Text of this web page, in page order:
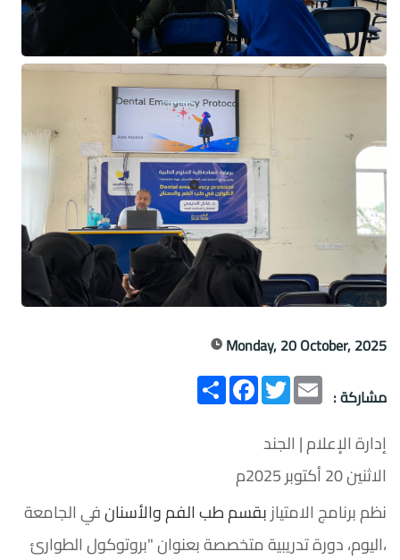
Monday, 20 October, 2025
مشاركة :
انشر
FacebookTwitter Email
إدارة الإعلام | الجند
الاثنين 20 أكتوبر 2025م
نظم برنامج الامتيازبقسم طب الفم والأسنانفي الجامعة
،اليوم، دورة تدريبية متخصصة بعنوان "بروتوكول الطوارئ